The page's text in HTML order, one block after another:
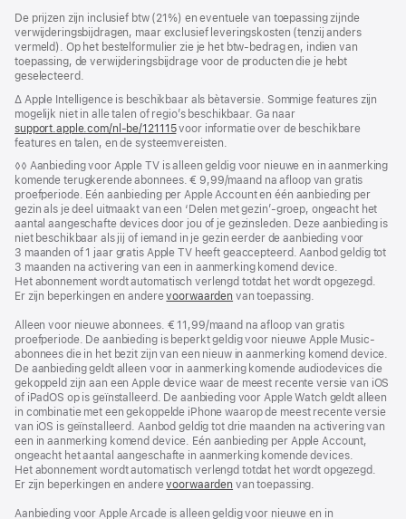
De prijzen zijn inclusief btw (21%) en eventuele van toepassing zijnde
verwijderingsbijdragen, maar exclusief leveringskosten (tenzij anders
vermeld). Op het bestelformulier zie je het btw-bedrag en, indien van
toepassing, de verwijderingsbijdrage voor de producten die je hebt
geselecteerd.
Voetnoot
∆ Apple Intelligence is beschikbaar als bètaversie. Sommige features zijn
mogelijk niet in alle talen of regio’s beschikbaar. Ga naar
support.apple.com/nl-be/121115(Wordt
in
nieuw
venster
geopend)
voor informatie over de beschikbare
features en talen, en de systeem­vereisten.
Voetnoot
◊◊ Aanbieding voor Apple TV is alleen geldig voor nieuwe en in aanmerking
komende terugkerende abonnees. € 9,99/maand na afloop van gratis
proefperiode. Eén aanbieding per Apple Account en één aanbieding per
gezin als je deel uitmaakt van een ‘Delen met gezin’-groep, ongeacht het
aantal aangeschafte devices door jou of je gezinsleden. Deze aanbieding is
niet beschikbaar als jij of iemand in je gezin eerder de aanbieding voor
3 maanden of 1 jaar gratis Apple TV heeft geaccepteerd. Aanbod geldig tot
3 maanden na activering van een in aanmerking komend device.
Het abonnement wordt automatisch verlengd totdat het wordt opgezegd.
Er zijn beperkingen en anderevoorwaarden van toepassing.
Alleen voor nieuwe abonnees. € 11,99/maand na afloop van gratis
proefperiode. De aanbieding is beperkt geldig voor nieuwe Apple Music-
abonnees die in het bezit zijn van een nieuw in aanmerking komend device.
De aanbieding geldt alleen voor in aanmerking komende audiodevices die
gekoppeld zijn aan een Apple device waar de meest recente versie van iOS
of iPadOS op is geïnstalleerd. De aanbieding voor Apple Watch geldt alleen
in combinatie met een gekoppelde iPhone waarop de meest recente versie
van iOS is geïnstalleerd. Aanbod geldig tot drie maanden na activering van
een in aanmerking komend device. Eén aanbieding per Apple Account,
ongeacht het aantal aangeschafte in aanmerking komende devices.
Het abonnement wordt automatisch verlengd totdat het wordt opgezegd.
Er zijn beperkingen en anderevoorwaarden van toepassing.
Aanbieding voor Apple Arcade is alleen geldig voor nieuwe en in